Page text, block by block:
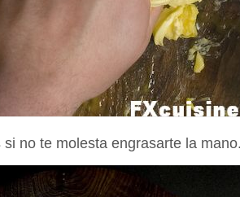
no te molesta engrasarte la